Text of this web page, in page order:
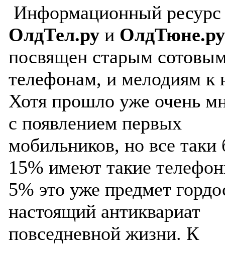
Информационный ресурс
ОлдТел.ру и ОлдТюне.ру
посвящен старым
телефонам, и мелодиям к
Хотя прошло уже очень
с появлением первых
мобильников, но все таки
15% имеют такие
5% это уже предмет
настоящий антиквариат
повседневной жизни. К